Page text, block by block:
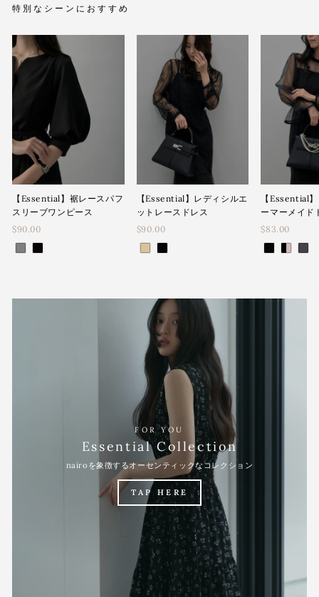
特別なシーンにおすすめ
【Essential】裾レースパフ
スリーブワンピース
$90.00
【Essential】レディシルエ
ットレースドレス
$90.00
【Essential
ーマーメイド
$83.00
FOR YOU
Essential Collection
nairoを象徴するオーセンティックなコレクション
TAP HERE